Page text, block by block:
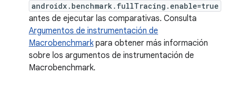
androidx.benchmark.fullTracing.enable=true
antes de ejecutar las comparativas. Consulta
Argumentos de instrumentación de
Macrobenchmarkpara obtener más información
sobre los argumentos de instrumentación de
Macrobenchmark.